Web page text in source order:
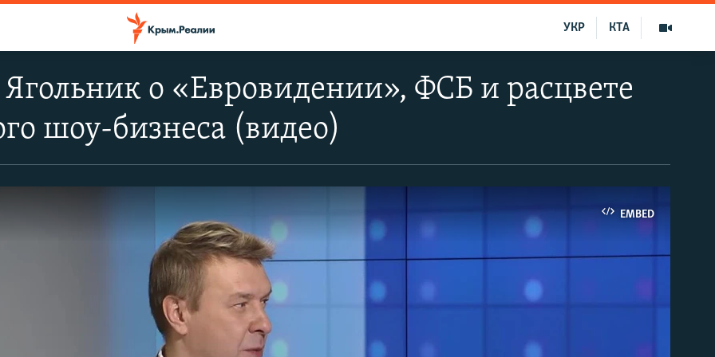
КТА
УКР
о «Евровидении», ФСБ и расцвете
шоу-бизнеса (видео)
EMBED